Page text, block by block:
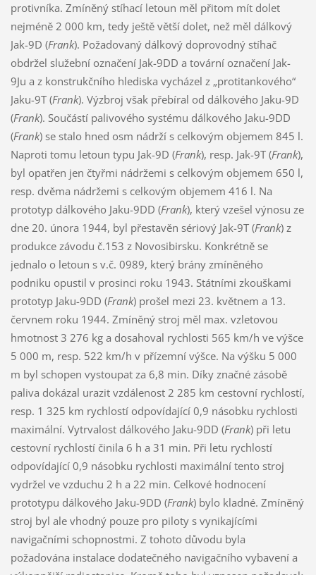
protivníka. Zmíněný stíhací letoun měl přitom mít dolet
nejméně 2 000 km, tedy ještě větší dolet, než měl dálkový
Jak-9D (Frank). Požadovaný dálkový doprovodný stíhač
obdržel služební označení Jak-9DD a tovární označení Jak-
9Ju a z konstrukčního hlediska vycházel z „protitankového“
Jaku-9T (Frank). Výzbroj však přebíral od dálkového Jaku-9D
(Frank). Součástí palivového systému dálkového Jaku-9DD
(Frank) se stalo hned osm nádrží s celkovým objemem 845 l.
Naproti tomu letoun typu Jak-9D (Frank), resp. Jak-9T (Frank),
byl opatřen jen čtyřmi nádržemi s celkovým objemem 650 l,
resp. dvěma nádržemi s celkovým objemem 416 l. Na
prototyp dálkového Jaku-9DD (Frank), který vzešel výnosu ze
dne 20. února 1944, byl přestavěn sériový Jak-9T (Frank) z
produkce závodu č.153 z Novosibirsku. Konkrétně se
jednalo o letoun s v.č. 0989, který brány zmíněného
podniku opustil v prosinci roku 1943. Státními zkouškami
prototyp Jaku-9DD (Frank) prošel mezi 23. květnem a 13.
červnem roku 1944. Zmíněný stroj měl max. vzletovou
hmotnost 3 276 kg a dosahoval rychlosti 565 km/h ve výšce
5 000 m, resp. 522 km/h v přízemní výšce. Na výšku 5 000
m byl schopen vystoupat za 6,8 min. Díky značné zásobě
paliva dokázal urazit vzdálenost 2 285 km cestovní rychlostí,
resp. 1 325 km rychlostí odpovídající 0,9 násobku rychlosti
maximální. Vytrvalost dálkového Jaku-9DD (Frank) při letu
cestovní rychlostí činila 6 h a 31 min. Při letu rychlostí
odpovídající 0,9 násobku rychlosti maximální tento stroj
vydržel ve vzduchu 2 h a 22 min. Celkové hodnocení
prototypu dálkového Jaku-9DD (Frank) bylo kladné. Zmíněný
stroj byl ale vhodný pouze pro piloty s vynikajícími
navigačními schopnostmi. Z tohoto důvodu byla
požadována instalace dodatečného navigačního vybavení a